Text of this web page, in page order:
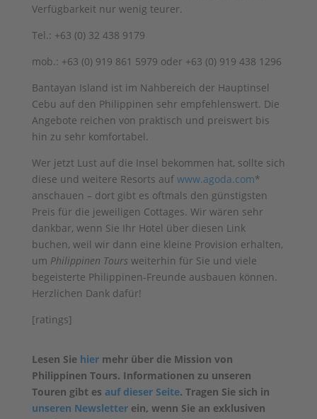
Verfügbarkeit nur wenig teurer.
Tel.: +63 (0) 32 438 9179
mob.: +63 (0) 919 861 5979 oder +63 (0) 919 438 1296
Bantayan Island ist im Nahbereich der Hauptinsel
Cebu auf den Philippinen sehr empfehlenswert. Die
Angebote reichen von praktisch und preiswert bis
hin zu sehr komfortabel.
Wer jetzt Lust auf die Insel bekommen hat, sollte sich
diese und weitere Resorts auf www.agoda.com*
anschauen – dort gibt es oftmals den günstigsten
Preis für die jeweiligen Cottages. Wir wären sehr
dankbar, wenn Sie Ihr Hotel über diesen Link
buchen, weil wir dann eine kleine Provision erhalten,
um Philippinen Tours weiterhin für Sie und viele
begeisterte Philippinen-Freunde ausbauen können.
Herzlichen Dank dafür!
[ratings]
Lesen Sie hiermehr über die Mission von
Philippinen Tours. Informationen zu unseren
Touren gibt es auf dieser Seite. Tragen Sie sich in
unseren Newsletterein, wenn Sie an exklusiven